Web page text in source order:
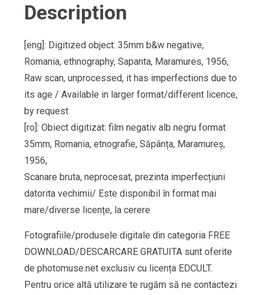
Description
[eng]: Digitized object: 35mm b&w negative,
Romania, ethnography, Sapanta, Maramures, 1956,
Raw scan, unprocessed, it has imperfections due to
its age / Available in larger format/different licence,
by request
[ro]: Obiect digitizat: film negativ alb negru format
35mm, Romania, etnografie, Săpânța, Maramureș,
1956,
Scanare bruta, neprocesat, prezinta imperfecțiuni
datorita vechimii/ Este disponibil în format mai
mare/diverse licențe, la cerere
Fotografiile/produsele digitale din categoria FREE
DOWNLOAD/DESCARCARE GRATUITA sunt oferite
de photomuse.net exclusiv cu licența EDCULT.
Pentru orice altă utilizare te rugăm să ne contactezi